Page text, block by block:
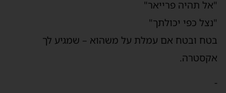
"אל תהיה פרייאר"
"נצל כפי יכולתך"
בטח ובטח אם עמלת על משהוא – שמגיע לך
אקסטרה.
-